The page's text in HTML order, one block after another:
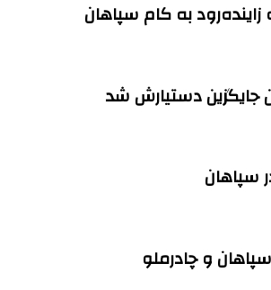
به کام سپاهان
دستیارش شد
سپاهان
و چادرملو